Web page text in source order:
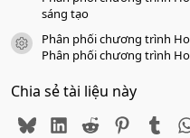
sáng tạo
icon tài liệu
Phân phối chương trình
Phân phối chương trình
Chia sẻ tài liệu này
BlueskyLinkedIn
Reddit Pinterest